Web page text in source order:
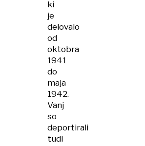
ki
je
delovalo
od
oktobra
1941
do
maja
1942.
Vanj
so
deportirali
tudi